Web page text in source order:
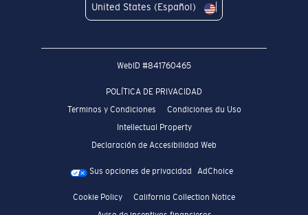
United States (Español)
WebID #841760465
POLÍTICA DE PRIVACIDAD
Terminos y Condiciones
Condiciones du Uso
Intellectual Property
Declaración de Accesibilidad Web
Sus opciones de privacidad AdChoice
Cookie Policy
California Collection Notice